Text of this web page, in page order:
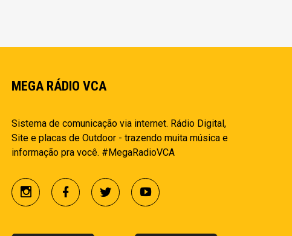
MEGA RÁDIO VCA
Sistema de comunicação via internet. Rádio Digital,
Site e placas de Outdoor - trazendo muita música e
informação pra você. #MegaRadioVCA